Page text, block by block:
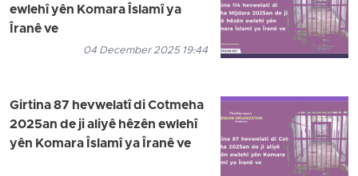
ewlehî yên Komara Îslamî ya
Îranê ve
04 December 2025 19:44
Girtina 87 hevwelatî di Cotmeha
2025an de ji aliyê hêzên ewlehî
yên Komara Îslamî ya Îranê ve